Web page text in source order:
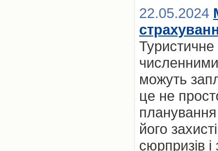
22.05.2024
можуть
це не
його
сюрпризів